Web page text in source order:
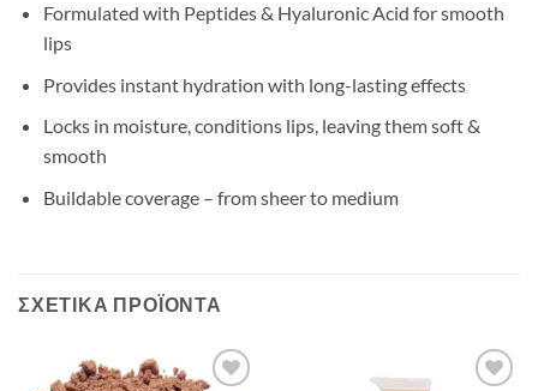
Formulated with Peptides & Hyaluronic Acid for smooth
lips
Provides instant hydration with long-lasting effects
Locks in moisture, conditions lips, leaving them soft &
smooth
Buildable coverage – from sheer to medium
ΣΧΕΤΙΚΆ ΠΡΟΪΌΝΤΑ